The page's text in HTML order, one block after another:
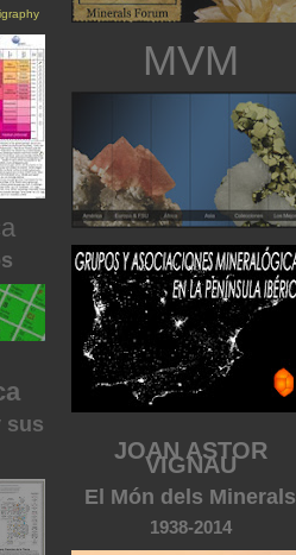
MVM
JOAN ASTOR
VIGNAU
El Món dels Minerals
1938-2014
sus